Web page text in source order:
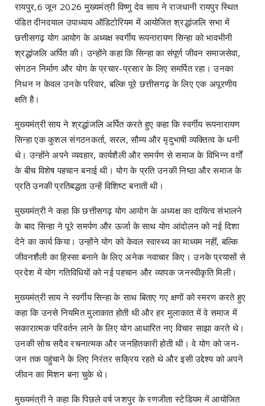
रायपुर,6 जून 2026 मुख्यमंत्री विष्णु देव साय ने राजधानी रायपुर स्थित
पंडित दीनदयाल उपाध्याय ऑडिटोरियम में आयोजित श्रद्धांजलि सभा में
छत्तीसगढ़ योग आयोग के अध्यक्ष स्वर्गीय रूपनारायण सिन्हा को भावभीनी
श्रद्धांजलि अर्पित की। उन्होंने कहा कि सिन्हा का संपूर्ण जीवन समाजसेवा,
संगठन निर्माण और योग के प्रचार-प्रसार के लिए समर्पित रहा। उनका
निधन न केवल उनके परिवार, बल्कि पूरे छत्तीसगढ़ के लिए एक अपूरणीय
क्षति है।
मुख्यमंत्री साय ने श्रद्धांजलि अर्पित करते हुए कहा कि स्वर्गीय रूपनारायण
सिन्हा एक कुशल संगठनकर्ता, सरल, सौम्य और मृदुभाषी व्यक्तित्व के धनी
थे। उन्होंने अपने व्यवहार, कार्यशैली और समर्पण से समाज के विभिन्न वर्गों
के बीच विशेष पहचान बनाई थी। योग के प्रति उनकी निष्ठा और समाज के
प्रति उनकी प्रतिबद्धता उन्हें विशिष्ट बनाती थी।
मुख्यमंत्री ने कहा कि छत्तीसगढ़ योग आयोग के अध्यक्ष का दायित्व संभालने
के बाद सिन्हा ने पूरे समर्पण और ऊर्जा के साथ योग आंदोलन को नई दिशा
देने का कार्य किया। उन्होंने योग को केवल स्वास्थ्य का माध्यम नहीं, बल्कि
जीवनशैली का हिस्सा बनाने के लिए अनेक नवाचार किए। उनके प्रयासों से
प्रदेश में योग गतिविधियों को नई पहचान और व्यापक जनस्वीकृति मिली।
मुख्यमंत्री साय ने स्वर्गीय सिन्हा के साथ बिताए गए क्षणों को स्मरण करते हुए
कहा कि उनसे नियमित मुलाकात होती थी और हर मुलाकात में वे समाज में
सकारात्मक परिवर्तन लाने के लिए योग आधारित नए विचार साझा करते थे।
उनकी सोच सदैव रचनात्मक और जनहितकारी होती थी। वे योग को जन-
जन तक पहुंचाने के लिए निरंतर सक्रिय रहते थे और इसी उद्देश्य को अपने
जीवन का मिशन बना चुके थे।
मुख्यमंत्री ने कहा कि पिछले वर्ष जशपुर के रणजीता स्टेडियम में आयोजित